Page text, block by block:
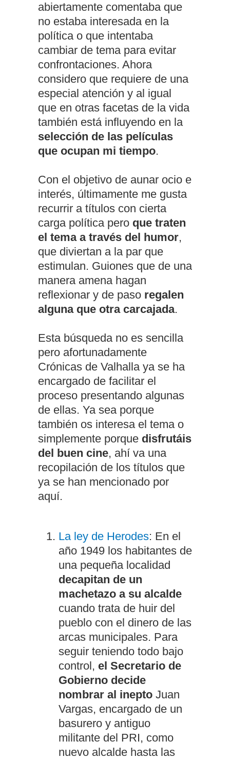
abiertamente comentaba que
no estaba interesada en la
política o que intentaba
cambiar de tema para evitar
confrontaciones. Ahora
considero que requiere de una
especial atención y al igual
que en otras facetas de la vida
también está influyendo en la
selección de las películas
que ocupan mi tiempo.
Con el objetivo de aunar ocio e
interés, últimamente me gusta
recurrir a títulos con cierta
carga política pero que traten
el tema a través del humor,
que diviertan a la par que
estimulan. Guiones que de una
manera amena hagan
reflexionar y de paso regalen
alguna que otra carcajada.
Esta búsqueda no es sencilla
pero afortunadamente
Crónicas de Valhalla ya se ha
encargado de facilitar el
proceso presentando algunas
de ellas. Ya sea porque
también os interesa el tema o
simplemente porque disfrutáis
del buen cine, ahí va una
recopilación de los títulos que
ya se han mencionado por
aquí.
La ley de Herodes: En el
año 1949 los habitantes de
una pequeña localidad
decapitan de un
machetazo a su alcalde
cuando trata de huir del
pueblo con el dinero de las
arcas municipales. Para
seguir teniendo todo bajo
control, el Secretario de
Gobierno decide
nombrar al inepto Juan
Vargas, encargado de un
basurero y antiguo
militante del PRI, como
nuevo alcalde hasta las